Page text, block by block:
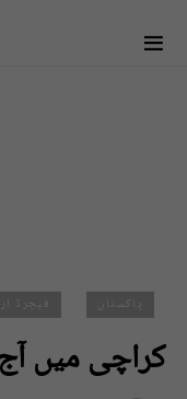
پاکستان فیچرڈ
کراچی میں